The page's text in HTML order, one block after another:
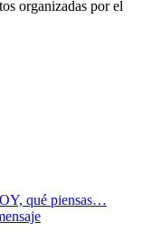
organizadas por el
qué piensas…